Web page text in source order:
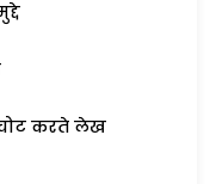
करते लेख